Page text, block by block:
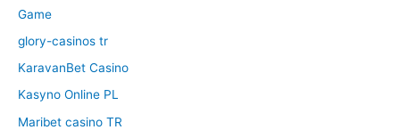
Game
glory-casinos tr
KaravanBet Casino
Kasyno Online PL
Maribet casino TR